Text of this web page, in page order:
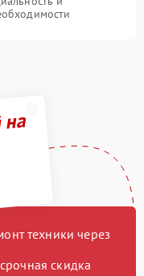
техники через
скидка